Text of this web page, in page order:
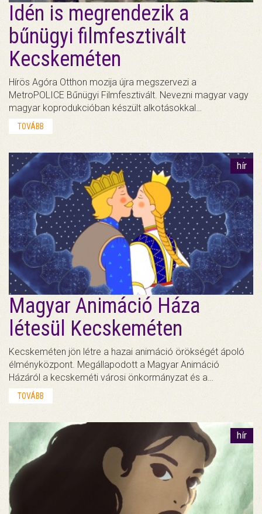
Idén is megrendezik a
bűnügyi filmfesztivált
Kecskeméten
Hírös Agóra Otthon mozija újra megszervezi a
MetroPOLICE Bűnügyi Filmfesztivált. Nevezni magyar vagy
magyar koprodukcióban készült alkotásokkal…
TOVÁBB
hír
Magyar Animáció Háza
létesül Kecskeméten
Kecskeméten jön létre a hazai animáció örökségét ápoló
élményközpont. Megállapodott a Magyar Animáció
Házáról a kecskeméti városi önkormányzat és a…
TOVÁBB
hír